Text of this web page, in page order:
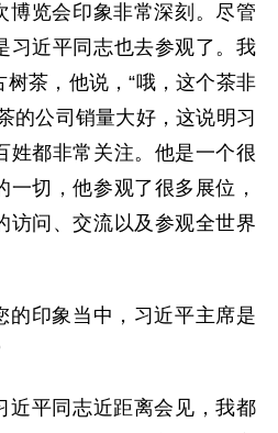
博览会印象非常深刻。尽管
习近平同志也去参观了。我
茶，他说，“哦，这个茶非
的公司销量大好，这说明习
姓都非常关注。他是一个很
一切，他参观了很多展位，
访问、交流以及参观全世界
的印象当中，习近平主席是
近平同志近距离会见，我都